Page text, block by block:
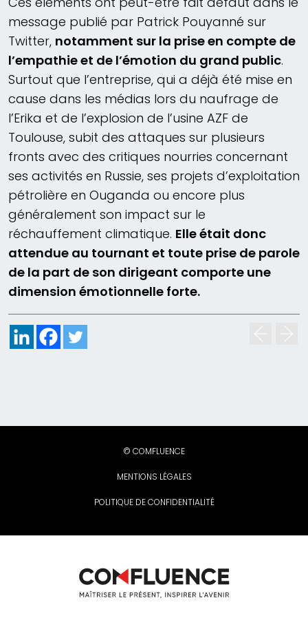
message publié par Patrick Pouyanné sur
Twitter, notamment sur la prise en compte de
l’empathie et de l’émotion du grand public.
Surtout que l’entreprise, qui a déjà été mise en
cause dans les médias lors du naufrage de
l’Erika et de l’explosion de l’usine AZF de
Toulouse, subit des attaques sur plusieurs
fronts avec des critiques nourries concernant
ses activités en Russie, ses projets d’exploitation
pétrolière en Ouganda ou encore plus
généralement son impact sur le
réchauffement climatique. Elle était donc
attendue au tournant et toute prise de parole
de la part de son dirigeant comporte une
dimension émotionnelle forte.
© COMFLUENCE
MENTIONS LÉGALES
POLITIQUE DE CONFIDENTIALITÉ